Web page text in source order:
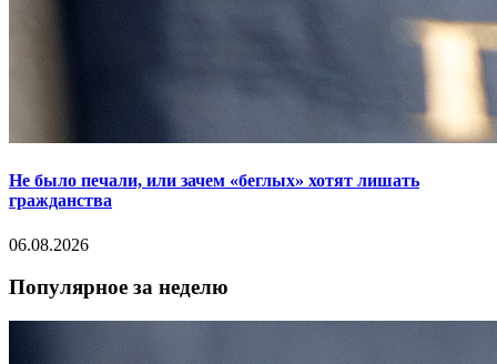
Не было печали, или зачем «беглых» хотят лишать
гражданства
06.08.2026
Популярное за неделю